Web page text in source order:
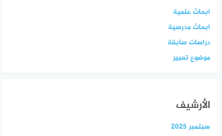
ابحاث علمية
ابحاث مدرسية
دراسات سابقة
موضوع تعبير
الأرشيف
سبتمبر 2025